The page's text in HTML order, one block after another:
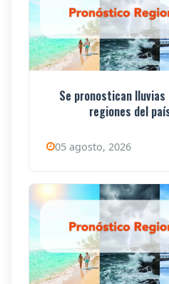
Se pronostican
regiones del
05 agosto, 2026